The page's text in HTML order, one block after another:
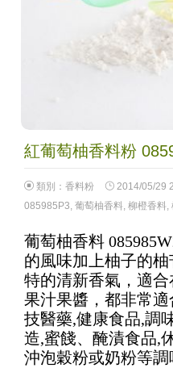
紅葡萄柚香料粉
類別： 香料粉 2014/05/29
085985P3, 葡萄柚香料, 柳橙香料,
葡萄柚香料
的風味加上柚子的
特的清新香氣，適合
果汁果醬，都非常
技醫藥,健康食品,調
造,蜜餞、醃漬食品,
沖泡穀粉或奶粉等調